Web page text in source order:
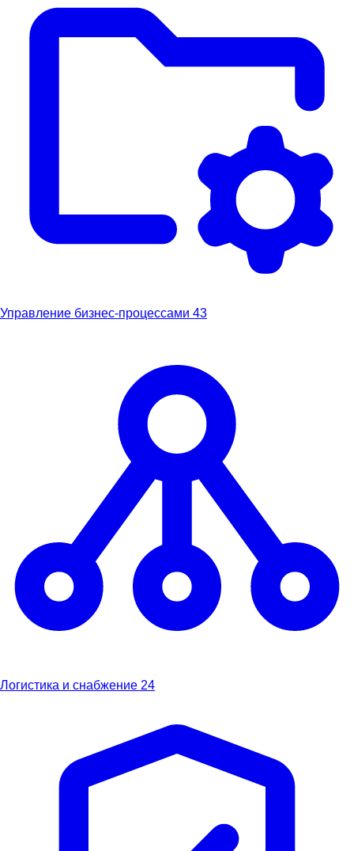
Управление бизнес-процессами 43
Логистика и снабжение 24